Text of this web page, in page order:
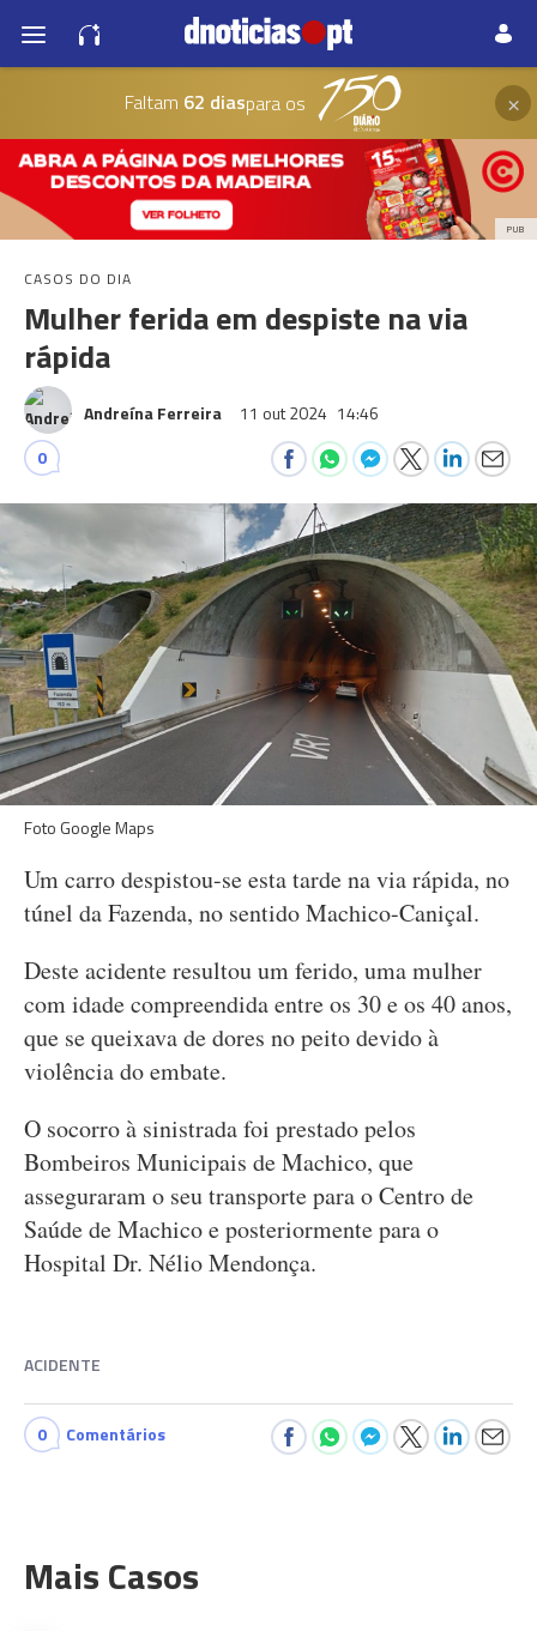
Faltam 62 diaspara os ×
PUB
CASOS DO DIA
Mulher ferida em despiste na via
rápida
Andreína Ferreira 11 out 2024 14:46
0
Foto Google Maps
Um carro despistou-se esta tarde na via rápida, no
túnel da Fazenda, no sentido Machico-Caniçal.
Deste acidente resultou um ferido, uma mulher
com idade compreendida entre os 30 e os 40 anos,
que se queixava de dores no peito devido à
violência do embate.
O socorro à sinistrada foi prestado pelos
Bombeiros Municipais de Machico, que
asseguraram o seu transporte para o Centro de
Saúde de Machico e posteriormente para o
Hospital Dr. Nélio Mendonça.
ACIDENTE
0 Comentários
Mais Casos